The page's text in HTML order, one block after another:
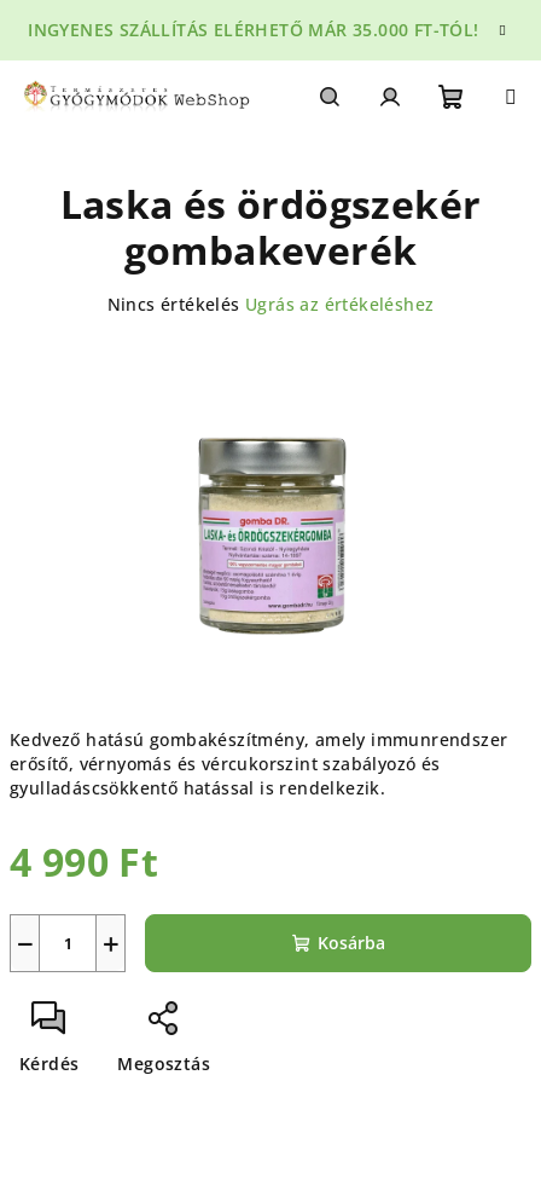
fő
tartalomhoz
INGYENES SZÁLLÍTÁS ELÉRHETŐ MÁR 35.000 FT-TÓL!
Kedvező hatású gombakészítmény, amely immunrendszer
erősítő, vérnyomás és vércukorszint szabályozó és
gyulladáscsökkentő hatással is rendelkezik.
4 990 Ft
+
− Kosárba
Kérdés Megosztás
Laska és ördögszekér
gombakeverék
A
Nincs értékelés Ugrás az értékeléshez